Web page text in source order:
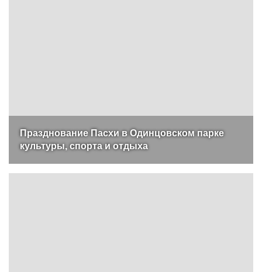
Празднование Пасхи в Одинцовском парке
культуры, спорта и отдыха